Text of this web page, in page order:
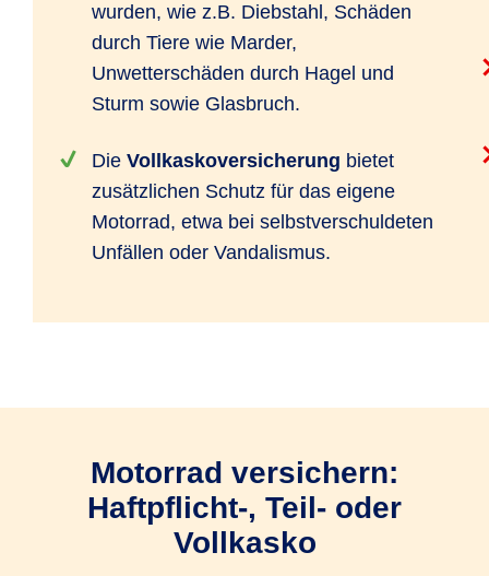
wurden, wie z.B. Diebstahl, Schäden
durch Tiere wie Marder,
Unwetterschäden durch Hagel und
Sturm sowie Glasbruch.
Die Vollkaskoversicherung bietet
zusätzlichen Schutz für das eigene
Motorrad, etwa bei selbstverschuldeten
Unfällen oder Vandalismus.
Motorrad versichern:
Haftpflicht-, Teil- oder
Vollkasko